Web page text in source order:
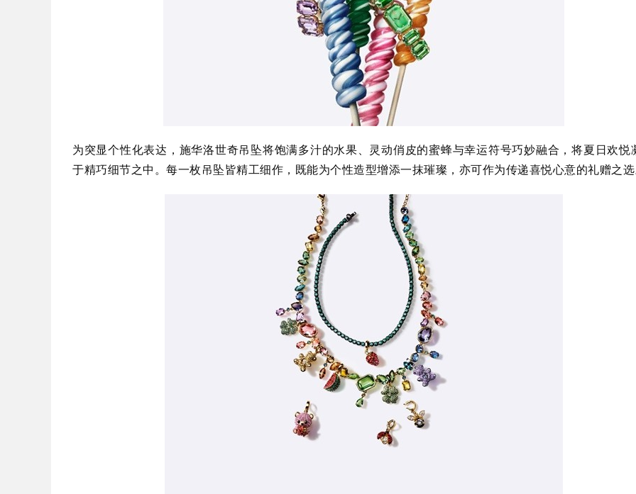
为突显个性化表达，施华洛世奇吊坠将饱满多汁的水果、灵动俏皮的蜜蜂与幸运符号巧妙融合，将夏日欢悦
于精巧细节之中。每一枚吊坠皆精工细作，既能为个性造型增添一抹璀璨，亦可作为传递喜悦心意的礼赠之